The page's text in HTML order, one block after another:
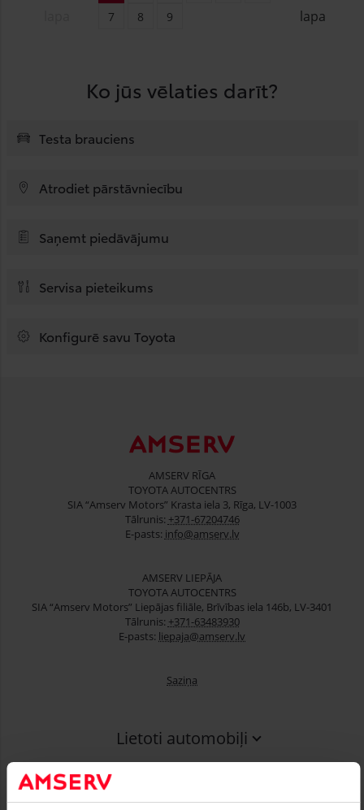
lapa
7
8 9
Ko jūs vēlaties darīt?
Testa brauciens
Atrodiet pārstāvniecību
Saņemt piedāvājumu
Servisa pieteikums
Konfigurē savu Toyota
AMSERV RĪGA
TOYOTA AUTOCENTRS
SIA “Amserv Motors” Krasta iela 3, Rīga, LV-1003
Tālrunis: +371-67204746
E-pasts: info@amserv.lv
AMSERV LIEPĀJA
TOYOTA AUTOCENTRS
SIA “Amserv Motors” Liepājas filiāle, Brīvības iela 146b, LV-3401
Tālrunis: +371-63483930
E-pasts: liepaja@amserv.lv
Saziņa
Lietoti automobiļi
Serviss